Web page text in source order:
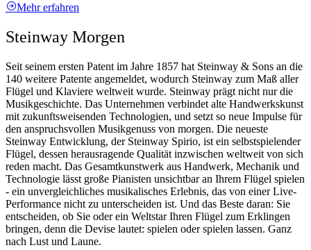
Mehr erfahren
Steinway Morgen
Seit seinem ersten Patent im Jahre 1857 hat Steinway ⁠&⁠ Sons an die
140 weitere Patente angemeldet, wodurch Steinway zum Maß aller
Flügel und Klaviere weltweit wurde. Steinway prägt nicht nur die
Musikgeschichte. Das Unternehmen verbindet alte Handwerkskunst
mit zukunftsweisenden Technologien, und setzt so neue Impulse für
den anspruchsvollen Musikgenuss von morgen. Die neueste
Steinway Entwicklung, der Steinway Spirio, ist ein selbstspielender
Flügel, dessen herausragende Qualität inzwischen weltweit von sich
reden macht. Das Gesamtkunstwerk aus Handwerk, Mechanik und
Technologie lässt große Pianisten unsichtbar an Ihrem Flügel spielen
- ein unvergleichliches musikalisches Erlebnis, das von einer Live-
Performance nicht zu unterscheiden ist. Und das Beste daran: Sie
entscheiden, ob Sie oder ein Weltstar Ihren Flügel zum Erklingen
bringen, denn die Devise lautet: spielen oder spielen lassen. Ganz
nach Lust und Laune.